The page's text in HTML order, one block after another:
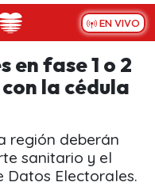
EN VIVO
en fase 1 o 2
la cédula
región deberán
sanitario y el
Datos Electorales.